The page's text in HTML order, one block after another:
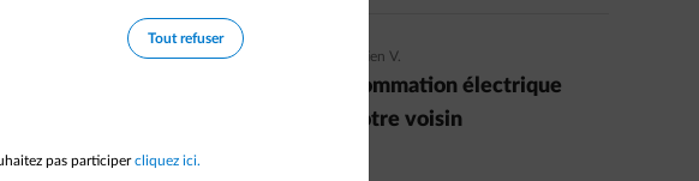
30/04/2019 Sébastien V.
Comparez votre consommation électrique
moyenne à celle de votre voisin
Read more
Tout refuser
pas participercliquez ici.